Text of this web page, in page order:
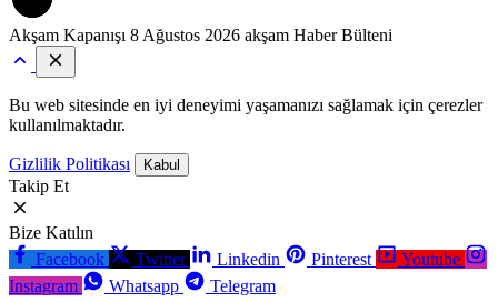
Akşam Kapanışı 8 Ağustos 2026 akşam Haber Bülteni
Bu web sitesinde en iyi deneyimi yaşamanızı sağlamak için çerezler
kullanılmaktadır.
Gizlilik Politikası Kabul
Takip Et
Bize Katılın
Facebook
Twitter Linkedin Pinterest
Youtube
Instagram
Whatsapp Telegram